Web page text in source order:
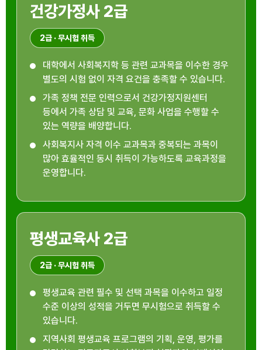
건강가정사 2급
2급 · 무시험 취득
대학에서 사회복지학 등 관련 교과목을 이수한 경우
별도의 시험 없이 자격 요건을 충족할 수 있습니다.
가족 정책 전문 인력으로서 건강가정지원센터
등에서 가족 상담 및 교육, 문화 사업을 수행할 수
있는 역량을 배양합니다.
사회복지사 자격 이수 교과목과 중복되는 과목이
많아 효율적인 동시 취득이 가능하도록 교육과정을
운영합니다.
평생교육사 2급
2급 · 무시험 취득
평생교육 관련 필수 및 선택 과목을 이수하고 일정
수준 이상의 성적을 거두면 무시험으로 취득할 수
있습니다.
지역사회 평생교육 프로그램의 기획, 운영, 평가를